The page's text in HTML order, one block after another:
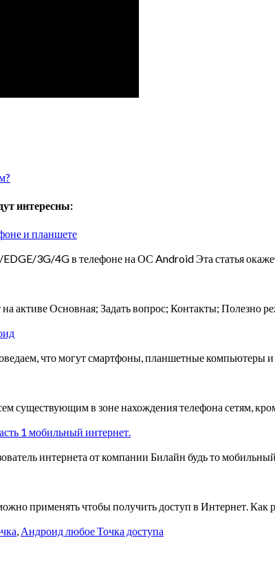
интересны:
и планшете
3G/4G в телефоне на ОС Android Эта статья
активе Основная; Задать вопрос; Контакты; Полезно
что могут смартфоны, планшетные
существующим в зоне нахождения телефона сетям,
1 мобильный интернет.
интернета от компании Билайн будь то
применять чтобы получить доступ в Интернет. Как
, Андроид любое Точка доступа